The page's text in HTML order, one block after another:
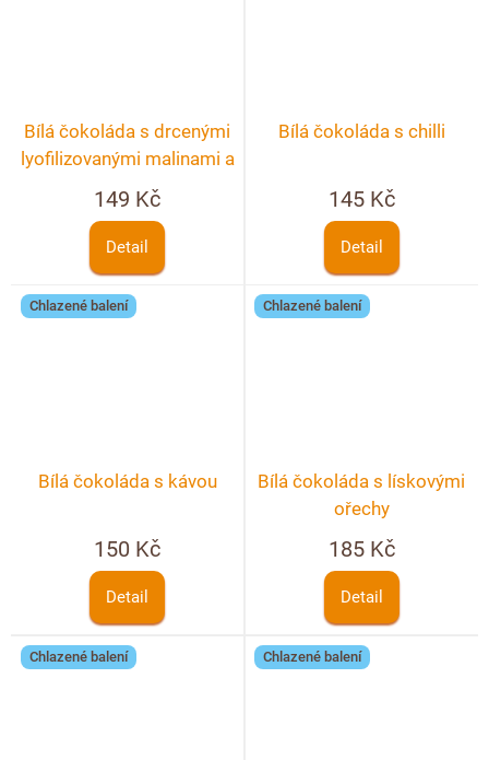
Bílá čokoláda s drcenými
lyofilizovanými malinami a
ostružinami
149 Kč
Detail
Bílá čokoláda s chilli
145 Kč
Detail
Chlazené balení
Bílá čokoláda s kávou
150 Kč
Detail
Chlazené balení
Bílá čokoláda s lískovými
ořechy
185 Kč
Detail
Chlazené balení Chlazené balení